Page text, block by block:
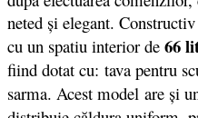
neted şi elegant.
cu un spatiu interior de 66
fiind dotat cu: tava pentru
sarma. Acest model are şi